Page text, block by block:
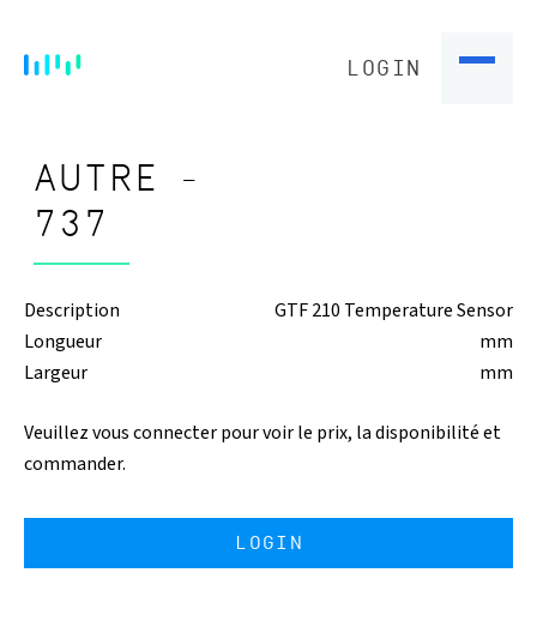
LOGIN
AUTRE -
737
Description
GTF 210 Temperature Sensor
Longueur
mm
Largeur
mm
Veuillez vous connecter pour voir le prix, la disponibilité et
commander.
LOGIN